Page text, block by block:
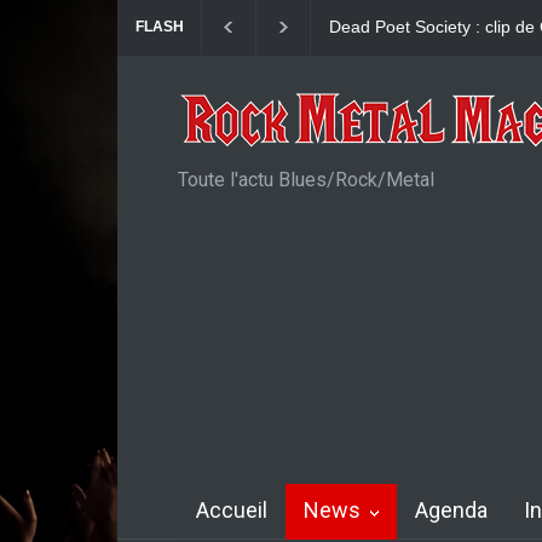
FLASH John Diva & The Rockets
Toute l'actu Blues/Rock/Metal
Accueil News Agenda